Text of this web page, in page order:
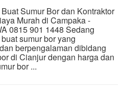
Sumur Bor dan Kontraktor
Murah di Campaka -
0815 901 1448 Sedang
sumur bor yang
berpengalaman dibidang
di Cianjur dengan harga dan
bor ...